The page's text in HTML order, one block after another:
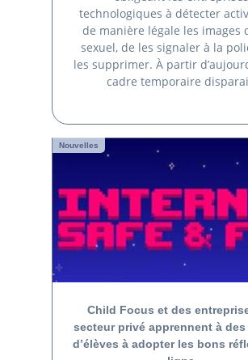
technologiques à détecter
de manière légale les images
sexuel, de les signaler à la
les supprimer. À partir
cadre temporaire
Nouvelles
Child Focus et des
secteur privé apprennent à
d’élèves à adopter les bons